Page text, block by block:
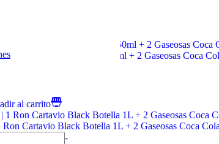
Ron Barceló Gran Añejo 750ml + 2 Gaseosas Coca
al carrito
Ron Cartavio Black Botella 1L + 2 Gaseosas Coca
-